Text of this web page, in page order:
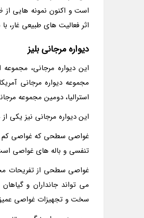
است و اکنون نمونه هایی از
اثر فعالیت های طبیعی
دیواره مرجانی بلیز
استرالیا، دومین مجموعه
این دیواره مرجانی نیز
غواصی سطحی که غواصی کم
تنفسی و باله های غواصی
غواصی سطحی از تفریحات
می تواند جانداران و
سخت و تجهیزات غواصی